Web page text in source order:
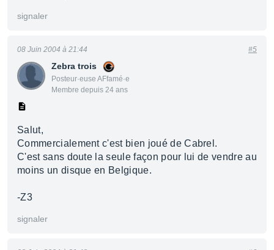
signaler
Zebra trois
Posteur·euse AFfamé·e
Membre depuis 24 ans
08 Juin 2004 à 21:44 #5
Salut,
Commercialement c'est bien joué de Cabrel.
C'est sans doute la seule façon pour lui de vendre au
moins un disque en Belgique.
-Z3
signaler